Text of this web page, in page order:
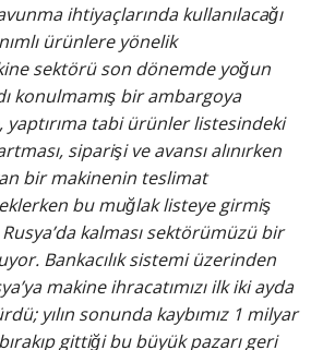
ihtiyaçlarında kullanılacağı
ürünlere yönelik
sektörü son dönemde yoğun
konulmamış bir ambargoya
tabi ürünler listesindeki
siparişi ve avansı alınırken
bir makinenin teslimat
bu muğlak listeye girmiş
Rusya’da kalması sektörümüzü bir
Bankacılık sistemi üzerinden
makine ihracatımızı ilk iki ayda
yılın sonunda kaybımız 1 milyar
gittiği bu büyük pazarı geri